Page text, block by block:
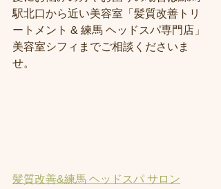
駅北口から近い美容室「髪質改善トリ
ートメント & 練馬 ヘッドスパ専門店」
美容室シフィまでご相談くださいま
せ。
髪質改善&練馬 ヘッドスパ サロン